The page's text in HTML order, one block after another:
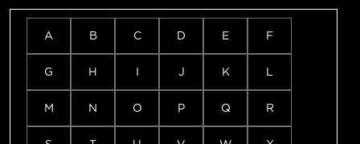
A B C D E F
G H I J K L
M N O P Q R